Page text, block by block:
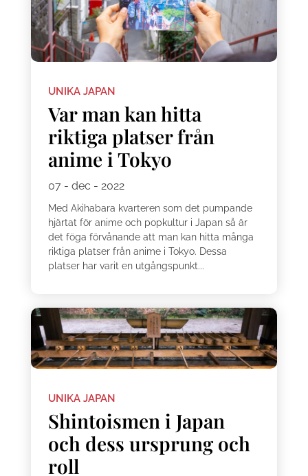
UNIKA JAPAN
Var man kan hitta
riktiga platser från
anime i Tokyo
07 - dec - 2022
Med Akihabara kvarteren som det pumpande
hjärtat för anime och popkultur i Japan så är
det föga förvånande att man kan hitta många
riktiga platser från anime i Tokyo. Dessa
platser har varit en utgångspunkt...
UNIKA JAPAN
Shintoismen i Japan
och dess ursprung och
roll